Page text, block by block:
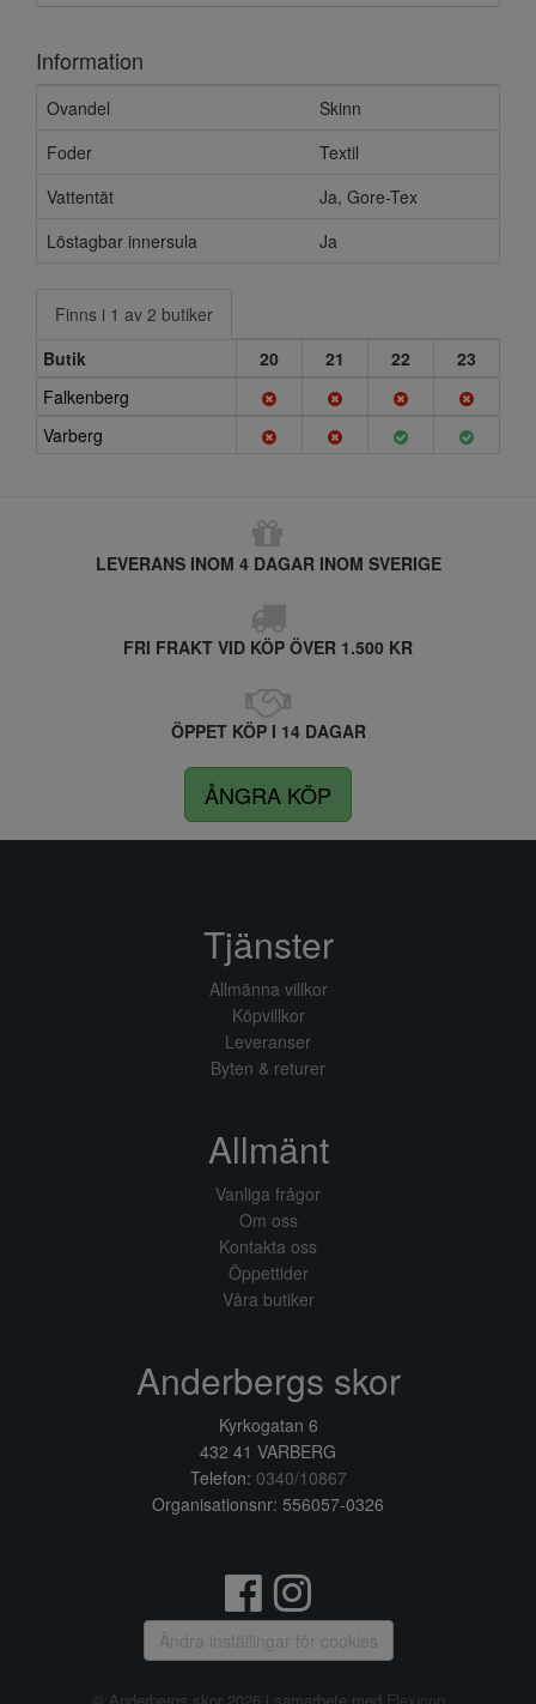
Information
Ovandel
Skinn
Foder
Textil
Vattentät
Ja, Gore-Tex
Löstagbar innersula
Ja
Finns i 1 av 2 butiker
Butik
20 21 22
23
Falkenberg
Varberg
LEVERANS INOM 4 DAGAR INOM SVERIGE
FRI FRAKT VID KÖP ÖVER 1.500 KR
ÖPPET KÖP I 14 DAGAR
ÅNGRA KÖP
Tjänster
Allmänna villkor
Köpvillkor
Leveranser
Byten & returer
Allmänt
Vanliga frågor
Om oss
Kontakta oss
Öppettider
Våra butiker
Anderbergs skor
Kyrkogatan 6
432 41 VARBERG
Telefon: 0340/10867
Organisationsnr: 556057-0326
Ändra inställingar för cookies